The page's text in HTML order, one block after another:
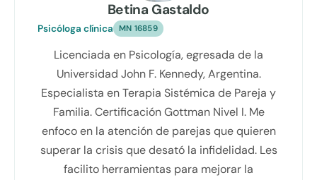
Betina Gastaldo
Psicóloga clínica MN 16859
Licenciada en Psicología, egresada de la
Universidad John F. Kennedy, Argentina.
Especialista en Terapia Sistémica de Pareja y
Familia. Certificación Gottman Nivel I. Me
enfoco en la atención de parejas que quieren
superar la crisis que desató la infidelidad. Les
facilito herramientas para mejorar la